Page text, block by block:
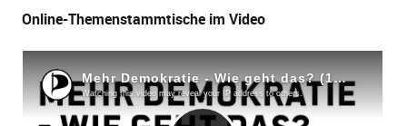
Online-Themenstammtische im Video